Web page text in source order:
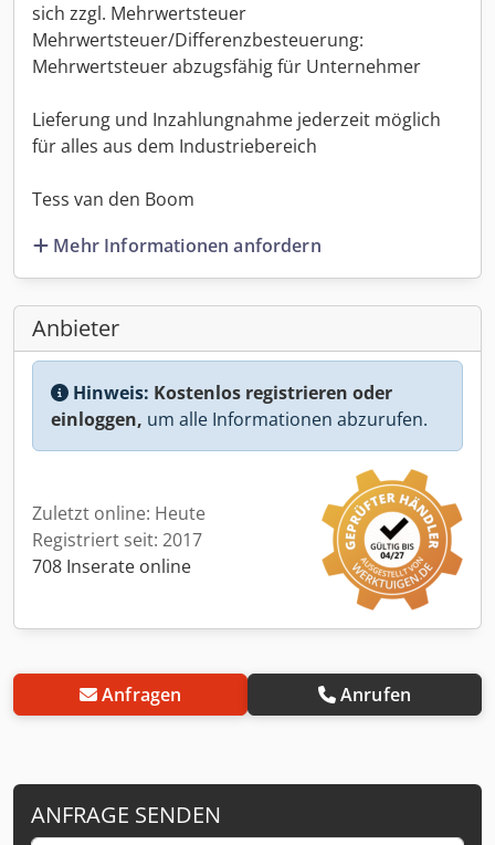
sich zzgl. Mehrwertsteuer
Mehrwertsteuer/Differenzbesteuerung:
Mehrwertsteuer abzugsfähig für Unternehmer
Lieferung und Inzahlungnahme jederzeit möglich
für alles aus dem Industriebereich
Tess van den Boom
Mehr Informationen anfordern
Anbieter
Hinweis: Kostenlos registrieren oder
einloggen, um alle Informationen abzurufen.
Zuletzt online: Heute
Registriert seit: 2017
708 Inserate online
Anfragen Anrufen
ANFRAGE SENDEN